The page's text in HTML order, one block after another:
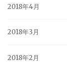
2018年4月
2018年3月
2018年2月